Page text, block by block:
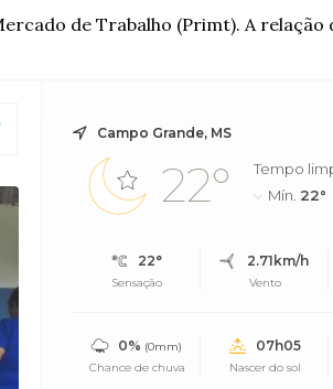
de Trabalho (Primt). A relação
Campo Grande, MS
22°
Tempo
Mín. 22°
22°
Sensação
2.71km/h
Vento
0% (0mm)
Chance de chuva
07h05
Nascer do sol